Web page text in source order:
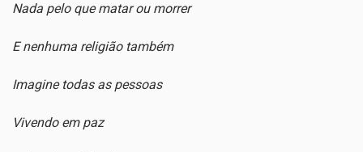
Nada pelo que matar ou morrer
E nenhuma religião também
Imagine todas as pessoas
Vivendo em paz